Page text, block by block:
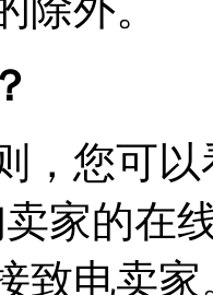
除外。
，您可
家的在
致电卖家